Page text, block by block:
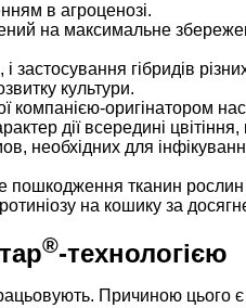
в агроценозі.
на максимальне
гібридів
культури.
оригінатором
дії всередині
необхідних для
пошкодження тканин
на кошику за
®-технологією
Причиною